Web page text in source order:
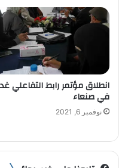
انطلاق مؤتمر رابط التفاعلي
في صنعاء
نوفمبر 6, 2021